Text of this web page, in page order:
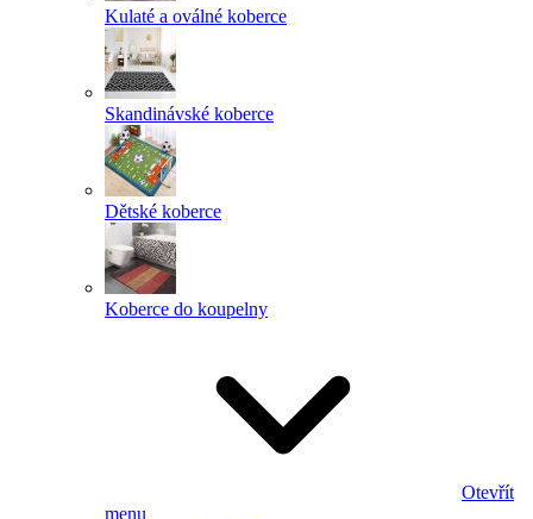
Kulaté a oválné koberce
Skandinávské koberce
Dětské koberce
Koberce do koupelny
Otevřít
menu